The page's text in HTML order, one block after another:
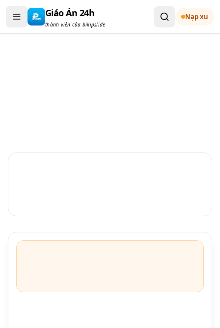
Giáo Án 24h
thành viên của bikipslide
Nạp xu
Bỏ qua đến nội dung